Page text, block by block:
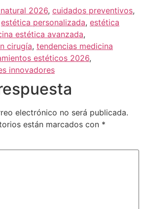
2026, cuidados preventivos,
estética personalizada, estética
estética avanzada,
cirugía, tendencias medicina
estéticos 2026,
innovadores
electrónico no será publicada.
están marcados con *